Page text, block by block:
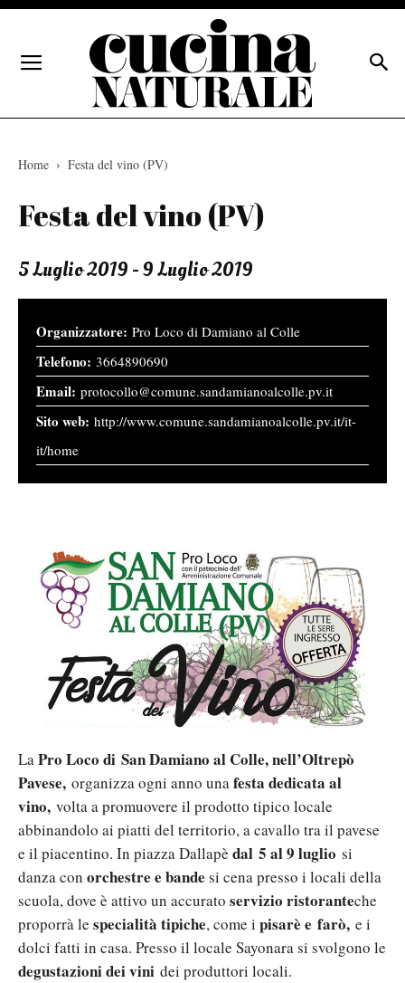
Home Festa del vino (PV)
Festa del vino (PV)
5 Luglio 2019 - 9 Luglio 2019
Pro Loco di Damiano al Colle
3664890690
protocollo@comune.sandamianoalcolle.pv.it
http://www.comune.sandamianoalcolle.pv.it/it-
it/home
La Pro Loco di San Damiano al Colle, nell’Oltrepò
Pavese, organizza ogni anno una festa dedicata al
vino, volta a promuovere il prodotto tipico locale
abbinandolo ai piatti del territorio, a cavallo tra il pavese
e il piacentino. In piazza Dallapè dal 5 al 9 luglio si
danza con orchestre e bande si cena presso i locali della
scuola, dove è attivo un accurato servizio ristoranteche
proporrà le specialità tipiche, come i pisarè e farò, e i
dolci fatti in casa. Presso il locale Sayonara si svolgono le
degustazioni deivini dei produttori locali.